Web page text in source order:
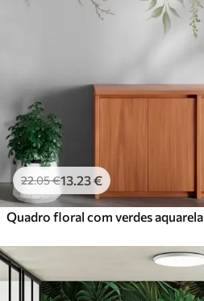
22.05€13 .23€
Quadro floral com verdes aquarela